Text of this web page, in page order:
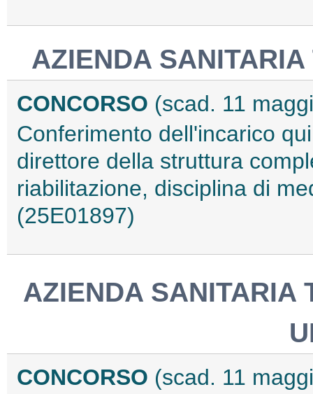
AZIENDA
CONCORSO (scad. 11
Conferimento dell'incarico
direttore della struttura
riabilitazione, disciplina di
(25E01897)
AZIENDA SANITARIA
CONCORSO (scad. 11